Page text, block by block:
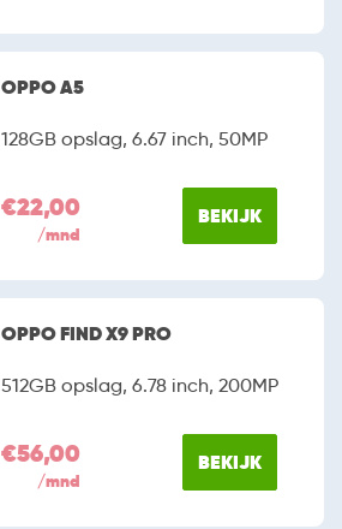
OPPO A5
128GB opslag, 6.67 inch, 50MP
€22,00
/mnd
BEKIJK
OPPO FIND X9 PRO
512GB opslag, 6.78 inch, 200MP
€56,00
/mnd
BEKIJK